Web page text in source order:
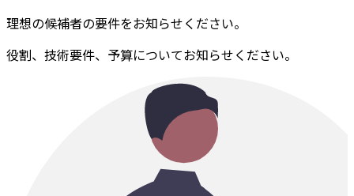
理想の候補者の要件をお知らせください。
役割、技術要件、予算についてお知らせください。